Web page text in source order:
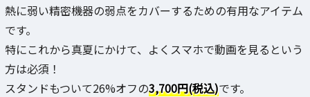
熱に弱い精密機器の弱点をカバーするための有用なアイテム
です。
特にこれから真夏にかけて、よくスマホで動画を見るという
方は必須！
スタンドもついて26%オフの3,700円(税込)です。